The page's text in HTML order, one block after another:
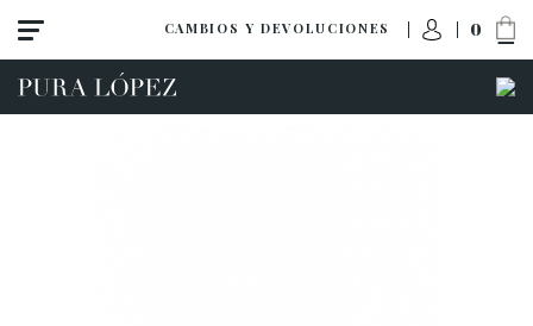
CAMBIOS Y DEVOLUCIONES 0